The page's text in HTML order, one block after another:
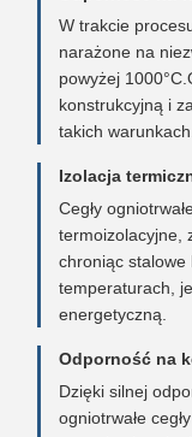
W trakcie
narażone na
powyżej
konstrukcyjną i
takich
Izolacja
Cegły
termoizolacyjne,
chroniąc stalowe
temperaturach,
energetyczną.
Odporność na
Dzięki silnej
ogniotrwałe